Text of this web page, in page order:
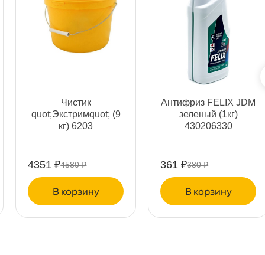
Чистик
quot;Экстримquot; (9
кг) 6203
4351 ₽4580 ₽
корзину
Антифриз FELIX JDM
зеленый (1кг)
430206330
361 ₽380 ₽
корзину